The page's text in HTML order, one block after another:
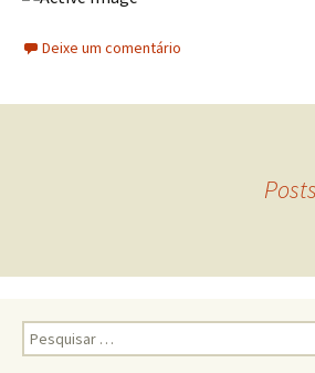
Deixe um comentário
Navegação
posts
Pesquisar
por: